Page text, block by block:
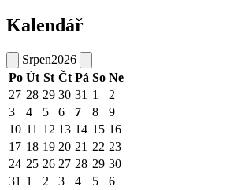
Kalendář
Srpen2026
Po Út St Čt Pá So Ne
27 28 29 30 31 1
2
3
4 5 6 7 8
9
10 11 12 13 14 15 16
17 18 19 20 21 22 23
24 25 26 27 28 29 30
31 1 2 3 4 5 6